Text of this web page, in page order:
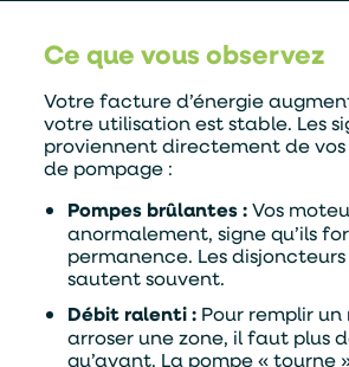
Ce que vous observez
Votre facture d’énergie
votre utilisation est stable. Les
proviennent directement de
de pompage :
Pompes brûlantes :Vos
anormalement, signe qu’ils
permanence. Les
sautent souvent.
Débit ralenti : Pour remplir un
arroser une zone, il faut plus
qu’avant. La pompe « tourne